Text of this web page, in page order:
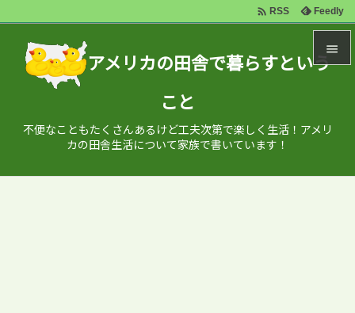


 RSS Feedly
アメリカの田舎で暮らすという
こと
不便なこともたくさんあるけど工夫次第で楽しく生活！アメリ
カの田舎生活について家族で書いています！